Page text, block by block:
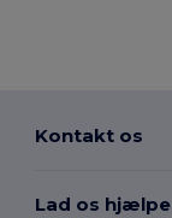
Kontakt os
Lad os hjælpe